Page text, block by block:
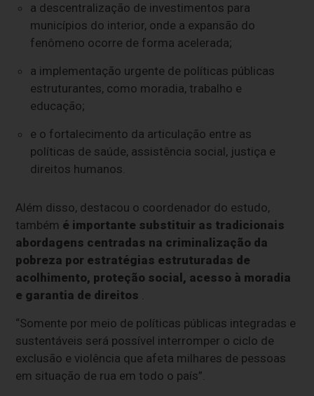
a descentralização de investimentos para
municípios do interior, onde a expansão do
fenômeno ocorre de forma acelerada;
a implementação urgente de políticas públicas
estruturantes, como moradia, trabalho e
educação;
e o fortalecimento da articulação entre as
políticas de saúde, assistência social, justiça e
direitos humanos.
Além disso, destacou o coordenador do estudo,
também é importante substituir as tradicionais
abordagens centradas na criminalização da
pobreza por estratégias estruturadas de
acolhimento, proteção social, acesso à moradia
e garantia de direitos .
“Somente por meio de políticas públicas integradas e
sustentáveis será possível interromper o ciclo de
exclusão e violência que afeta milhares de pessoas
em situação de rua em todo o país”.